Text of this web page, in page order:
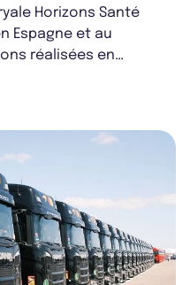
Horizons Santé
Espagne et au
réalisées en
permettent a...